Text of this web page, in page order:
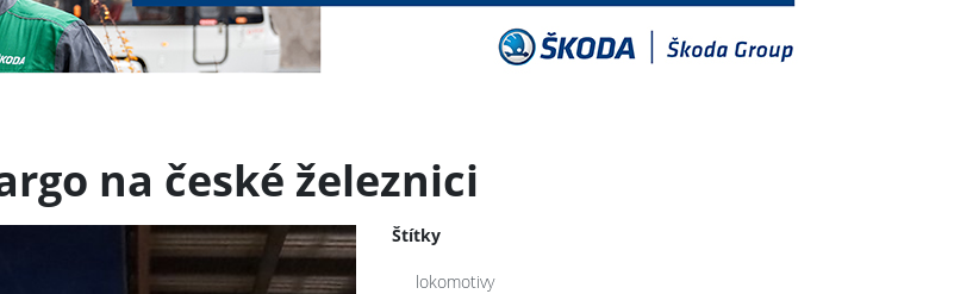
na české železnici
Štítky
lokomotivy